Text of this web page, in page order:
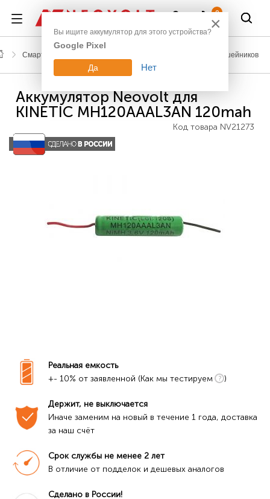
0
Смартфоны, планшеты, гаджеты Аккумуляторы для ошейников
Аккумулятор Neovolt для
KINETIC MH120AAAL3AN 120mah
Код товара NV21273
Реальная емкость
+- 10% от заявленной (Как мы тестируем
)
Держит, не выключается
Иначе заменим на новый в течение 1 года, доставка
за наш счёт
Срок службы не менее 2 лет
В отличие от подделок и дешевых аналогов
Сделано в России!
×
Вы ищите аккумулятор для этого устройства?
Google Pixel
Да Нет